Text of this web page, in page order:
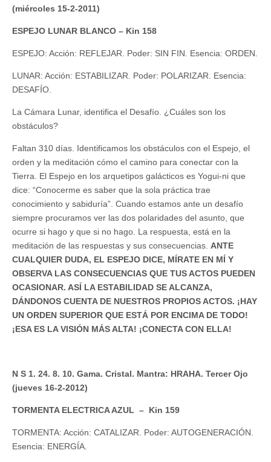
(miércoles 15-2-2011)
ESPEJO LUNAR BLANCO – Kin 158
ESPEJO: Acción: REFLEJAR. Poder: SIN FIN. Esencia: ORDEN.
LUNAR: Acción: ESTABILIZAR. Poder: POLARIZAR. Esencia:
DESAFÍO.
La Cámara Lunar, identifica el Desafío. ¿Cuáles son los
obstáculos?
Faltan 310 días. Identificamos los obstáculos con el Espejo, el
orden y la meditación cómo el camino para conectar con la
Tierra. El Espejo en los arquetipos galácticos es Yogui-ni que
dice: “Conocerme es saber que la sola práctica trae
conocimiento y sabiduría”. Cuando estamos ante un desafío
siempre procuramos ver las dos polaridades del asunto, que
ocurre si hago y que si no hago. La respuesta, está en la
meditación de las respuestas y sus consecuencias. ANTE
CUALQUIER DUDA, EL ESPEJO DICE, MÍRATE EN MÍ Y
OBSERVA LAS CONSECUENCIAS QUE TUS ACTOS PUEDEN
OCASIONAR. ASÍ LA ESTABILIDAD SE ALCANZA,
DÁNDONOS CUENTA DE NUESTROS PROPIOS ACTOS. ¡HAY
UN ORDEN SUPERIOR QUE ESTÁ POR ENCIMA DE TODO!
¡ESA ES LA VISIÓN MÁS ALTA! ¡CONECTA CON ELLA!
N S 1. 24. 8. 10. Gama. Cristal. Mantra: HRAHA. Tercer Ojo
(jueves 16-2-2012)
TORMENTA ELECTRICA AZUL – Kin 159
TORMENTA: Acción: CATALIZAR. Poder: AUTOGENERACIÓN.
Esencia: ENERGÍA.